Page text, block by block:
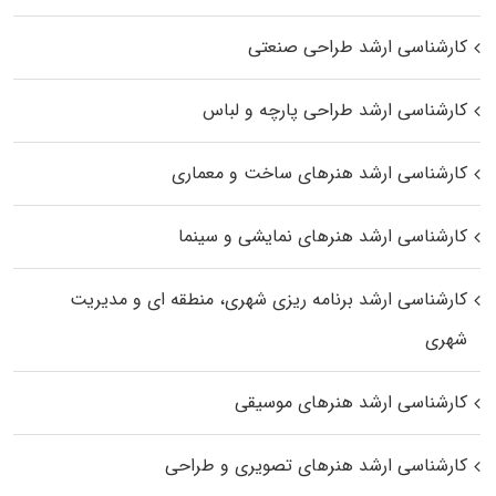
کارشناسی ارشد طراحی صنعتی
کارشناسی ارشد طراحی پارچه و لباس
کارشناسی ارشد هنرهای ساخت و معماری
کارشناسی ارشد هنرهای نمایشی و سینما
کارشناسی ارشد برنامه ریزی شهری، منطقه‌ ای و مدیریت
شهری
کارشناسی ارشد هنرهای موسیقی
کارشناسی ارشد هنرهای تصویری و طراحی